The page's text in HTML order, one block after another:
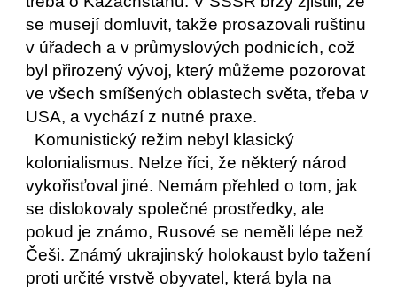
se musejí domluvit, takže prosazovali ruštinu
v úřadech a v průmyslových podnicích, což
byl přirozený vývoj, který můžeme pozorovat
ve všech smíšených oblastech světa, třeba v
USA, a vychází z nutné praxe.
kolonialismus. Nelze říci, že některý národ
vykořisťoval jiné. Nemám přehled o tom, jak
se dislokovaly společné prostředky, ale
pokud je známo, Rusové se neměli lépe než
Češi. Známý ukrajinský holokaust bylo tažení
proti určité vrstvě obyvatel, která byla na